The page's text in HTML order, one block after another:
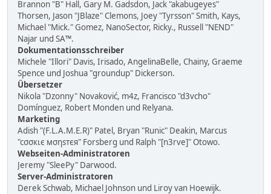
Brannon "B" Hall, Gary M. Gadsdon, Jack "akabugeyes"
Thorsen, Jason "JBlaze" Clemons, Joey "Tyrsson" Smith, Kays,
Michael "Mick." Gomez, NanoSector, Ricky., Russell "NEND"
Najar und SA™.
Dokumentationsschreiber
Michele "Illori" Davis, Irisado, AngelinaBelle, Chainy, Graeme
Spence und Joshua "groundup" Dickerson.
Übersetzer
Nikola "Dzonny" Novaković, m4z, Francisco "d3vcho"
Domínguez, Robert Monden und Relyana.
Marketing
Adish "(F.L.A.M.E.R)" Patel, Bryan "Runic" Deakin, Marcus
"cσσкιє мσηѕтєя" Forsberg und Ralph "[n3rve]" Otowo.
Webseiten-Administratoren
Jeremy "SleePy" Darwood.
Server-Administratoren
Derek Schwab, Michael Johnson und Liroy van Hoewijk.